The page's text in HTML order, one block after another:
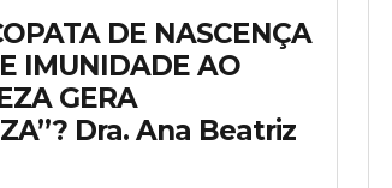
DE NASCENÇA
IMUNIDADE AO
GERA
Dra. Ana Beatriz